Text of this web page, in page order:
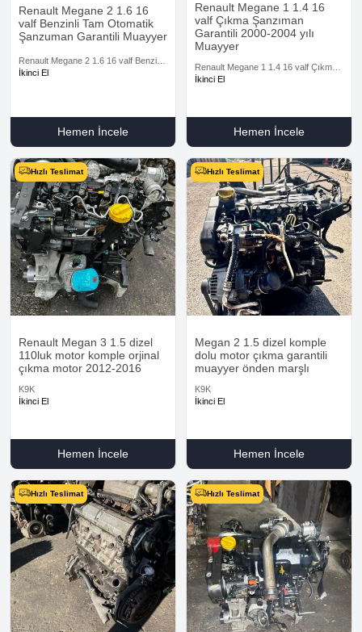
Renault Megane 2 1.6 16
valf Benzinli Tam Otomatik
Şanzuman Garantili Muayyer
Renault Megane 2 1.6 16 valf Benzinli
Tam Otomatik Şanzuman Garantili
İkinci El
Hemen İncele
Renault Megane 1 1.4 16
valf Çıkma Şanzıman
Garantili 2000-2004 yılı
Muayyer
Renault Megane 1 1.4 16 valf Çıkma
Şanzıman Garantili 2000-2004 yılı
İkinci El
Hemen İncele
Hızlı Teslimat
Renault Megan 3 1.5 dizel
110luk motor komple orjinal
çıkma motor 2012-2016
K9K
İkinci El
Hemen İncele
Hızlı Teslimat
Megan 2 1.5 dizel komple
dolu motor çıkma garantili
muayyer önden marşlı
K9K
İkinci El
Hemen İncele
Hızlı Teslimat Hızlı Teslimat